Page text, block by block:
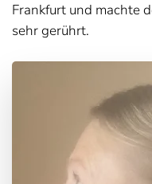
Frankfurt und machte
sehr gerührt.